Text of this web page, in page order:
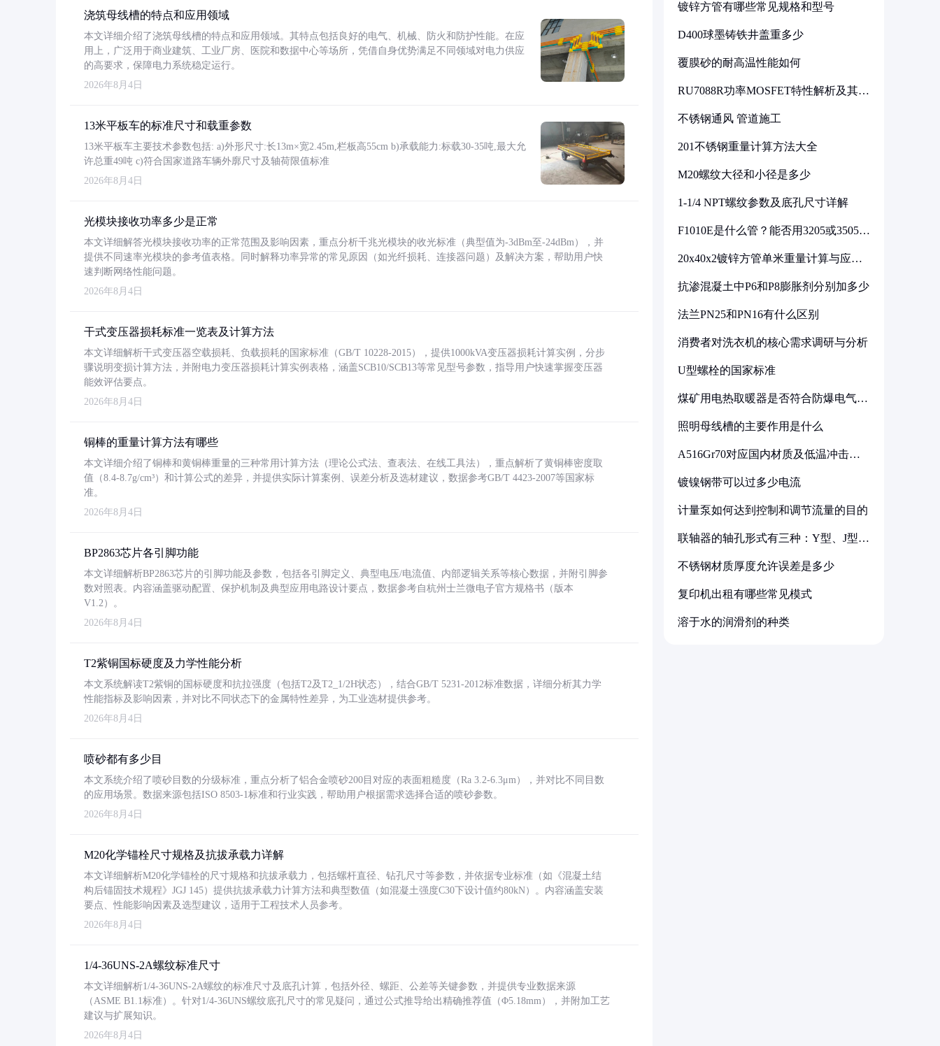
浇筑母线槽的特点和应用领域
本文详细介绍了浇筑母线槽的特点和应用领域。其特点包括良好的电气、机械、防火和防护性能。在应
用上，广泛用于商业建筑、工业厂房、医院和数据中心等场所，凭借自身优势满足不同领域对电力供应
的高要求，保障电力系统稳定运行。
2026年8月4日
13米平板车的标准尺寸和载重参数
13米平板车主要技术参数包括: a)外形尺寸:长13m×宽2.45m,栏板高55cm b)承载能力:标载30-35吨,最大允
许总重49吨 c)符合国家道路车辆外廓尺寸及轴荷限值标准
2026年8月4日
光模块接收功率多少是正常
本文详细解答光模块接收功率的正常范围及影响因素，重点分析千兆光模块的收光标准（典型值为-3dBm至-24dBm），并
提供不同速率光模块的参考值表格。同时解释功率异常的常见原因（如光纤损耗、连接器问题）及解决方案，帮助用户快
速判断网络性能问题。
2026年8月4日
干式变压器损耗标准一览表及计算方法
本文详细解析干式变压器空载损耗、负载损耗的国家标准（GB/T 10228-2015），提供1000kVA变压器损耗计算实例，分步
骤说明变损计算方法，并附电力变压器损耗计算实例表格，涵盖SCB10/SCB13等常见型号参数，指导用户快速掌握变压器
能效评估要点。
2026年8月4日
铜棒的重量计算方法有哪些
本文详细介绍了铜棒和黄铜棒重量的三种常用计算方法（理论公式法、查表法、在线工具法），重点解析了黄铜棒密度取
值（8.4-8.7g/cm³）和计算公式的差异，并提供实际计算案例、误差分析及选材建议，数据参考GB/T 4423-2007等国家标
准。
2026年8月4日
BP2863芯片各引脚功能
本文详细解析BP2863芯片的引脚功能及参数，包括各引脚定义、典型电压/电流值、内部逻辑关系等核心数据，并附引脚参
数对照表。内容涵盖驱动配置、保护机制及典型应用电路设计要点，数据参考自杭州士兰微电子官方规格书（版本
V1.2）。
2026年8月4日
T2紫铜国标硬度及力学性能分析
本文系统解读T2紫铜的国标硬度和抗拉强度（包括T2及T2_1/2H状态），结合GB/T 5231-2012标准数据，详细分析其力学
性能指标及影响因素，并对比不同状态下的金属特性差异，为工业选材提供参考。
2026年8月4日
喷砂都有多少目
本文系统介绍了喷砂目数的分级标准，重点分析了铝合金喷砂200目对应的表面粗糙度（Ra 3.2-6.3μm），并对比不同目数
的应用场景。数据来源包括ISO 8503-1标准和行业实践，帮助用户根据需求选择合适的喷砂参数。
2026年8月4日
M20化学锚栓尺寸规格及抗拔承载力详解
本文详细解析M20化学锚栓的尺寸规格和抗拔承载力，包括螺杆直径、钻孔尺寸等参数，并依据专业标准（如《混凝土结
构后锚固技术规程》JGJ 145）提供抗拔承载力计算方法和典型数值（如混凝土强度C30下设计值约80kN）。内容涵盖安装
要点、性能影响因素及选型建议，适用于工程技术人员参考。
2026年8月4日
1/4-36UNS-2A螺纹标准尺寸
本文详细解析1/4-36UNS-2A螺纹的标准尺寸及底孔计算，包括外径、螺距、公差等关键参数，并提供专业数据来源
（ASME B1.1标准）。针对1/4-36UNS螺纹底孔尺寸的常见疑问，通过公式推导给出精确推荐值（Φ5.18mm），并附加工艺
建议与扩展知识。
2026年8月4日
镀锌方管有哪些常见规格和型号
D400球墨铸铁井盖重多少
覆膜砂的耐高温性能如何
RU7088R功率MOSFET特性解析及其在
不锈钢通风 管道施工
201不锈钢重量计算方法大全
M20螺纹大径和小径是多少
1-1/4 NPT螺纹参数及底孔尺寸详解
F1010E是什么管？能否用3205或3505代
20x40x2镀锌方管单米重量计算与应用
抗渗混凝土中P6和P8膨胀剂分别加多少
法兰PN25和PN16有什么区别
消费者对洗衣机的核心需求调研与分析
U型螺栓的国家标准
煤矿用电热取暖器是否符合防爆电气设
照明母线槽的主要作用是什么
A516Gr70对应国内材质及低温冲击要
镀镍钢带可以过多少电流
计量泵如何达到控制和调节流量的目的
联轴器的轴孔形式有三种：Y型、J型、
不锈钢材质厚度允许误差是多少
复印机出租有哪些常见模式
溶于水的润滑剂的种类